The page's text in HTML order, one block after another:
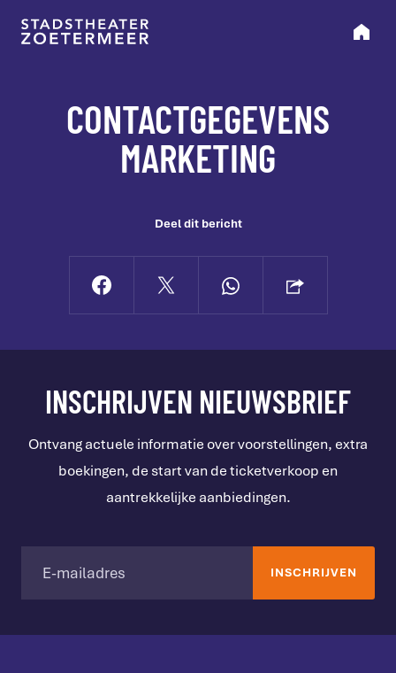
CONTACTGEGEVENS
MARKETING
Deel dit bericht
INSCHRIJVEN NIEUWSBRIEF
Ontvang actuele informatie over voorstellingen, extra
boekingen, de start van de ticketverkoop en
aantrekkelijke aanbiedingen.